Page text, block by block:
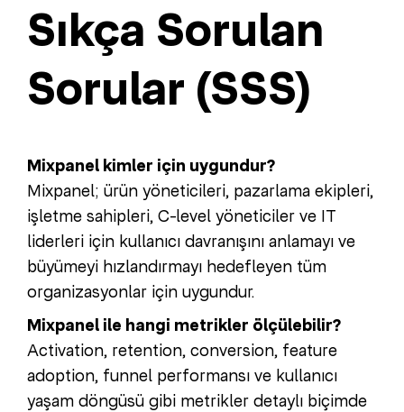
Sıkça Sorulan
Sorular (SSS)
Mixpanel kimler için uygundur?
Mixpanel; ürün yöneticileri, pazarlama ekipleri,
işletme sahipleri, C-level yöneticiler ve IT
liderleri için kullanıcı davranışını anlamayı ve
büyümeyi hızlandırmayı hedefleyen tüm
organizasyonlar için uygundur.
Mixpanel ile hangi metrikler ölçülebilir?
Activation, retention, conversion, feature
adoption, funnel performansı ve kullanıcı
yaşam döngüsü gibi metrikler detaylı biçimde